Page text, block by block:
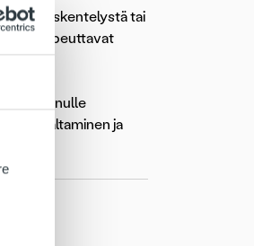
tai
nopeuttavat
sinulle
puhaltaminen ja